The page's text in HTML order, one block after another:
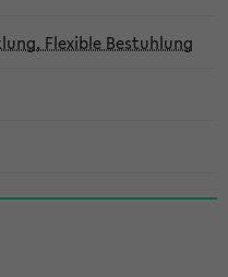
Flexible Bestuhlung